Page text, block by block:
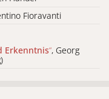
Fioravanti
Erkenntnis“, Georg